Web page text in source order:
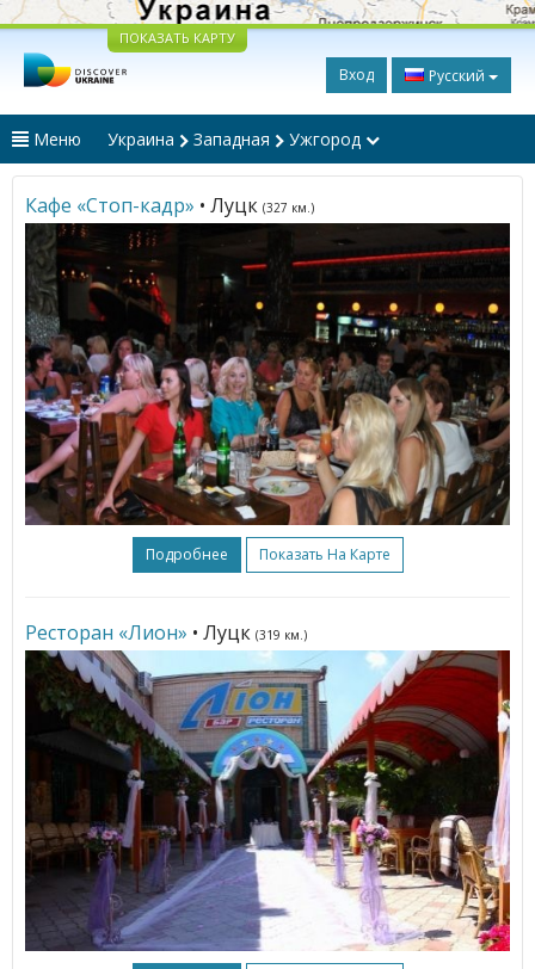
ПОКАЗАТЬ КАРТУ
Вход Русский
Меню Украина Западная Ужгород
Кафе «Стоп-кадр» • Луцк (327 км.)
Подробнее Показать На Карте
Ресторан «Лион» • Луцк (319 км.)